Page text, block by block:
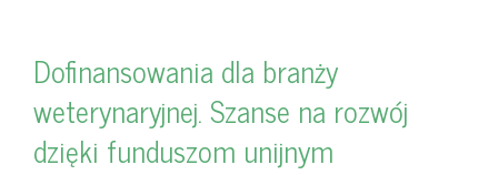
Dofinansowania dla branży
weterynaryjnej. Szanse na rozwój
dzięki funduszom unijnym